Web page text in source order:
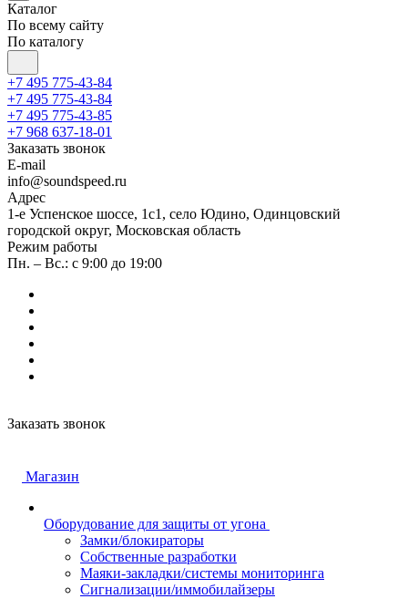
Каталог
По всему сайту
По каталогу
+7 495 775-43-84
+7 495 775-43-84
+7 495 775-43-85
+7 968 637-18-01
Заказать звонок
E-mail
info@soundspeed.ru
Адрес
1-е Успенское шоссе, 1с1, село Юдино, Одинцовский
городской округ, Московская область
Режим работы
Пн. – Вс.: с 9:00 до 19:00
Заказать звонок
Магазин
Оборудование для защиты от угона
Замки/блокираторы
Собственные разработки
Маяки-закладки/системы мониторинга
Сигнализации/иммобилайзеры